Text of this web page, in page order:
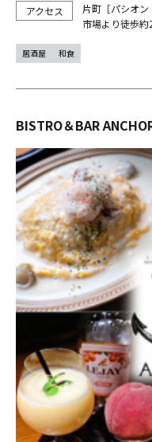
片町［パシオ
市場より徒歩約
居酒屋 和食
BISTRO＆BAR